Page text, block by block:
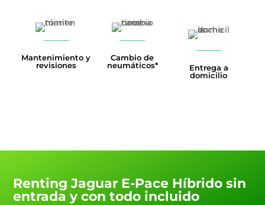
Mantenimiento y
revisiones
Cambio de
neumáticos*
Entrega a
domicilio
Renting Jaguar E-Pace Híbrido sin
entrada y con todo incluido